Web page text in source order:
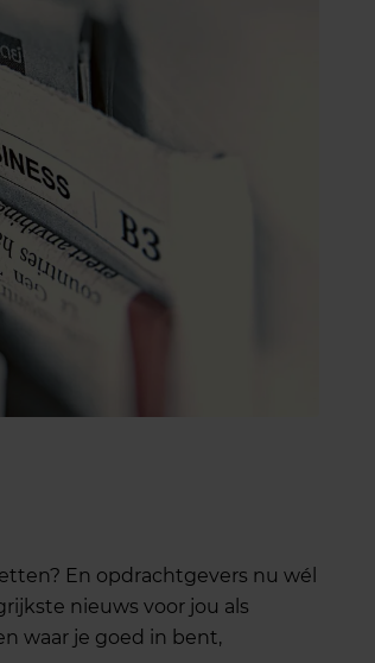
En opdrachtgevers nu wél
nieuws voor jou als
waar je goed in bent,